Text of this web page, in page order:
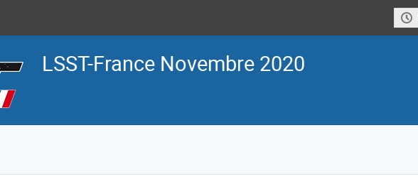
LSST-France Novembre 2020